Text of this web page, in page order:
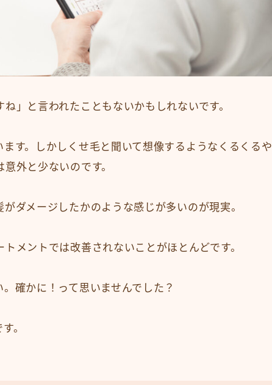
」と言われたこともないかもしれないです。
す。しかしくせ毛と聞いて想像するようなくるくるや
外と少ないのです。
ダメージしたかのような感じが多いのが現実。
メントでは改善されないことがほとんどです。
確かに！って思いませんでした？
。